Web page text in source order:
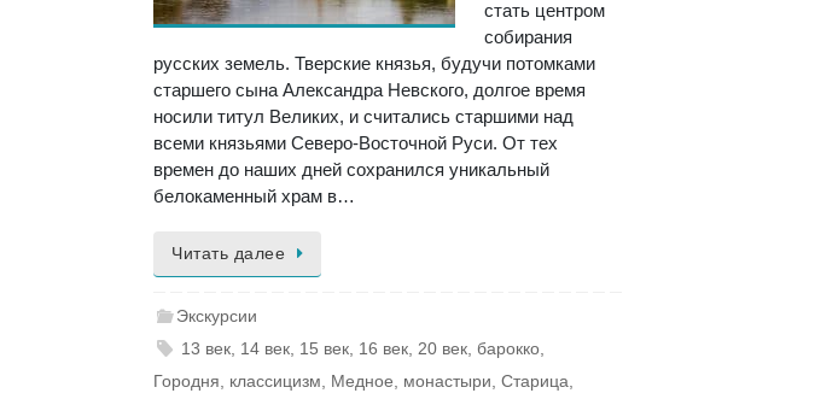
стать центром
собирания
русских земель. Тверские князья, будучи потомками
старшего сына Александра Невского, долгое время
носили титул Великих, и считались старшими над
всеми князьями Северо-Восточной Руси. От тех
времен до наших дней сохранился уникальный
белокаменный храм в…
Читать далее
Экскурсии
13 век 14 век 15 век 16 век 20 век ,барокко
Городня
классицизм Медное монастыри Старица